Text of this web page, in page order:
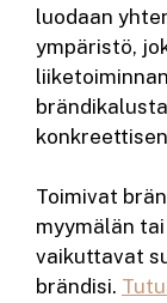
luodaan
ympäristö,
Toimivat
myymälän
vaikuttavat
brändisi.